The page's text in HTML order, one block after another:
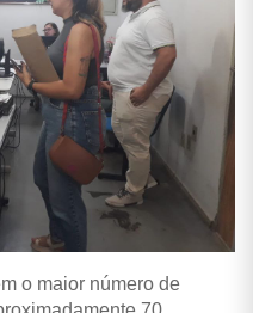
o maior número de